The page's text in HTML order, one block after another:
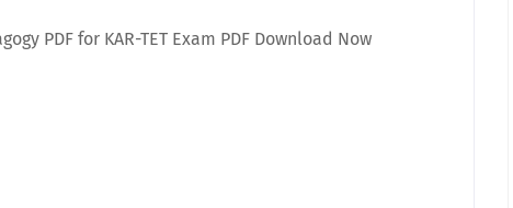
PDF for KAR-TET Exam PDF Download Now